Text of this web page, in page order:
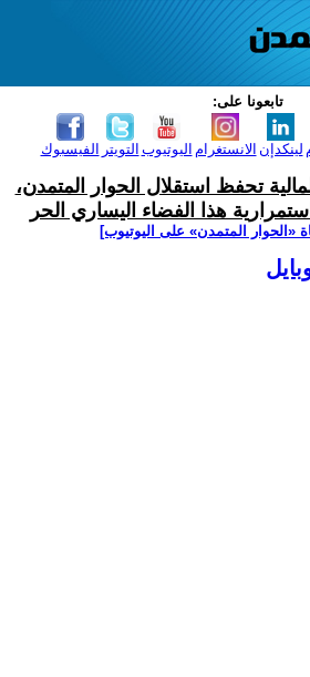
تابعونا على:
الفيسبوك التويتر اليوتيوب الانستغرام لينكدإن
تحفظ استقلال الحوار المتمدن،
هذا الفضاء اليساري الحر
‫«الحوار المتمدن» على اليوتيوب]